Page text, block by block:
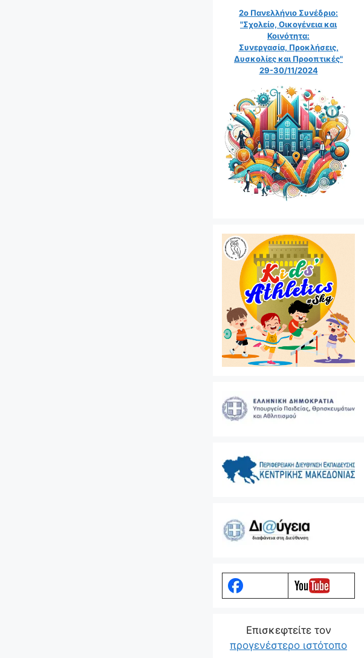
2ο Πανελλήνιο Συνέδριο:
"Σχολείο, Οικογένεια και
Κοινότητα:
Συνεργασία, Προκλήσεις,
Δυσκολίες και Προοπτικές"
29-30/11/2024
Eπισκεφτείτε τον
προγενέστερο ιστότοπο